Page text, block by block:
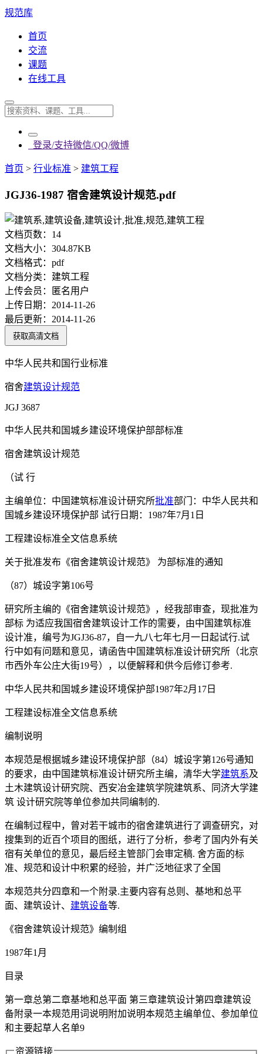
规范库
首页
交流
课题
在线工具
登录/支持微信/QQ/微博
首页 > 行业标准 > 建筑工程
JGJ36-1987 宿舍建筑设计规范.pdf
文档页数： 14
文档大小： 304.87KB
文档格式： pdf
文档分类： 建筑工程
上传会员：
匿名用户
上传日期： 2014-11-26
最后更新： 2014-11-26
获取高清文档
中华人民共和国行业标准
宿舍建筑设计规范
JGJ 3687
中华人民共和国城乡建设环境保护部部标准
宿舍建筑设计规范
（试 行
主编单位：中国建筑标准设计研究所批准部门：中华人民共和
国城乡建设环境保护部 试行日期：1987年7月1日
工程建设标准全文信息系统
关于批准发布《宿舍建筑设计规范》 为部标准的通知
（87）城设字第106号
研究所主编的《宿舍建筑设计规范》，经我部审查，现批准为
部标 为适应我国宿舍建筑设计工作的需要，由中国建筑标准
设计准，编号为JGJ36-87，自一九八七年七月一日起试行.试
行中如有问题和意见，请函告中国建筑标准设计研究所（北京
市西外车公庄大街19号），以便解释和供今后修订参考.
中华人民共和国城乡建设环境保护部1987年2月17日
工程建设标准全文信息系统
编制说明
本规范是根据城乡建设环境保护部（84）城设字第126号通知
的要求，由中国建筑标准设计研究所主编，清华大学建筑系及
土木建筑设计研究院、西安冶金建筑学院建筑系、同济大学建
筑 设计研究院等单位参加共同编制的.
在编制过程中，曾对若干城市的宿舍建筑进行了调查研究，对
搜集到的近百个项目的图纸，进行了分析，参考了国内外有关
宿有关单位的意见，最后经主管部门会审定稿. 舍方面的标
准、规范和设计中积累的经验，并广泛地征求了全国
本规范共分四章和一个附录.主要内容有总则、基地和总平
面、建筑设计、 建筑设备等.
《宿舍建筑设计规范》编制组
1987年1月
目录
第一章总第二章基地和总平面 第三章建筑设计第四章建筑设
备附录一本规范用词说明附加说明本规范主编单位、参加单位
和主要起草人名单9
资源链接